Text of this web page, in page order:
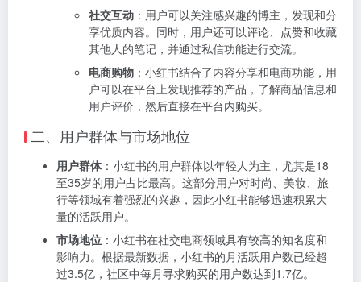
社交互动 ：用户可以关注感兴趣的博主，发现和分
享优质内容。同时，用户还可以评论、点赞和收藏
其他人的笔记，并通过私信功能进行交流。
电商购物 ：小红书结合了内容分享和电商功能，用
户可以在平台上发现推荐的产品，了解商品信息和
用户评价，然后直接在平台内购买。
二、用户群体与市场地位
用户群体：小红书的用户群体以年轻人为主，尤其是18
至35岁的用户占比最高。这部分用户对时尚、美妆、旅
行等领域有着强烈的兴趣，因此小红书能够迅速积累大
量的活跃用户。
市场地位 ：小红书在社交电商领域具有较高的知名度和
影响力。根据最新数据，小红书的月活跃用户数已经超
过3.5亿，社区中每月寻求购买的用户数达到1.7亿。